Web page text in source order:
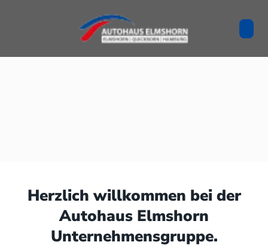
Herzlich willkommen bei der
Autohaus Elmshorn
Unternehmensgruppe.